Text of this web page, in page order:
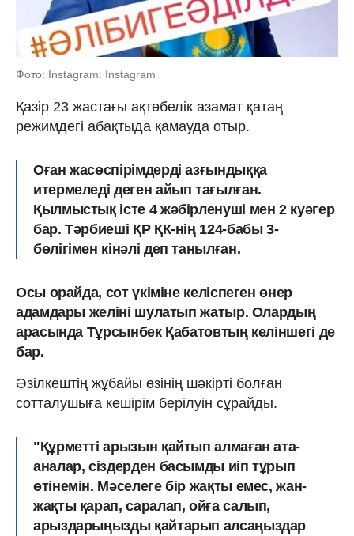
Фото: Instagram: Instagram
Қазір 23 жастағы ақтөбелік азамат қатаң
режимдегі абақтыда қамауда отыр.
Оған жасөспірімдерді азғындыққа
итермеледі деген айып тағылған.
Қылмыстық істе 4 жәбірленуші мен 2 куәгер
бар. Тәрбиеші ҚР ҚК-нің 124-бабы 3-
бөлігімен кінәлі деп танылған.
Осы орайда, сот үкіміне келіспеген өнер
адамдары желіні шулатып жатыр. Олардың
арасында Тұрсынбек Қабатовтың келіншегі де
бар.
Әзілкештің жұбайы өзінің шәкірті болған
сотталушыға кешірім берілуін сұрайды.
"Құрметті арызын қайтып алмаған ата-
аналар, сіздерден басымды иіп тұрып
өтінемін. Мәселеге бір жақты емес, жан-
жақты қарап, саралап, ойға салып,
арыздарыңызды қайтарып алсаңыздар